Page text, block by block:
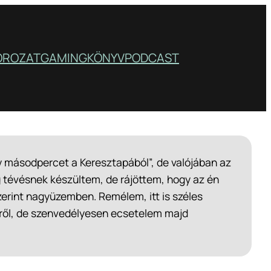
GAMINGKÖNYVPODCAST
a Keresztapából”, de valójában az
készültem, de rájöttem, hogy az én
nagyüzemben. Remélem, itt is széles
de szenvedélyesen ecsetelem majd